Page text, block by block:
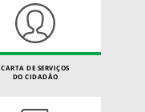
CARTA DE SERVIÇOS
DO CIDADÃO